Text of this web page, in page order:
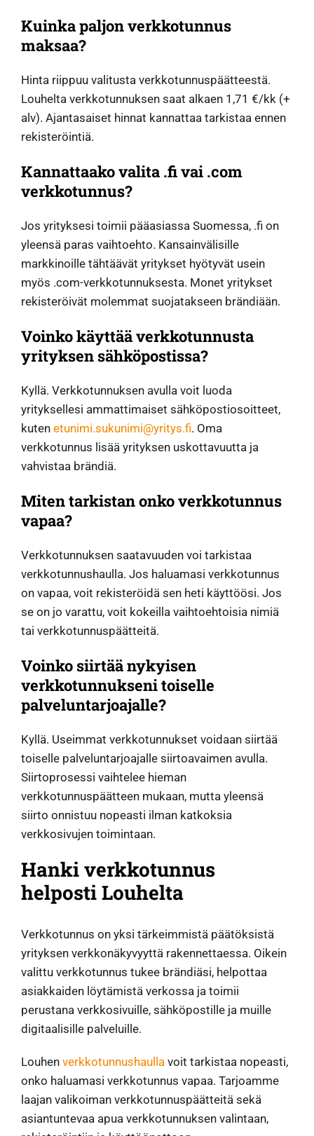
Kuinka paljon verkkotunnus
maksaa?
Hinta riippuu valitusta verkkotunnuspäätteestä.
Louhelta verkkotunnuksen saat alkaen 1,71 €/kk (+
alv). Ajantasaiset hinnat kannattaa tarkistaa ennen
rekisteröintiä.
Kannattaako valita .fi vai .com
verkkotunnus?
Jos yrityksesi toimii pääasiassa Suomessa, .fi on
yleensä paras vaihtoehto. Kansainvälisille
markkinoille tähtäävät yritykset hyötyvät usein
myös .com-verkkotunnuksesta. Monet yritykset
rekisteröivät molemmat suojatakseen brändiään.
Voinko käyttää verkkotunnusta
yrityksen sähköpostissa?
Kyllä. Verkkotunnuksen avulla voit luoda
yrityksellesi ammattimaiset sähköpostiosoitteet,
kuten etunimi.sukunimi@yritys.fi. Oma
verkkotunnus lisää yrityksen uskottavuutta ja
vahvistaa brändiä.
Miten tarkistan onko verkkotunnus
vapaa?
Verkkotunnuksen saatavuuden voi tarkistaa
verkkotunnushaulla. Jos haluamasi verkkotunnus
on vapaa, voit rekisteröidä sen heti käyttöösi. Jos
se on jo varattu, voit kokeilla vaihtoehtoisia nimiä
tai verkkotunnuspäätteitä.
Voinko siirtää nykyisen
verkkotunnukseni toiselle
palveluntarjoajalle?
Kyllä. Useimmat verkkotunnukset voidaan siirtää
toiselle palveluntarjoajalle siirtoavaimen avulla.
Siirtoprosessi vaihtelee hieman
verkkotunnuspäätteen mukaan, mutta yleensä
siirto onnistuu nopeasti ilman katkoksia
verkkosivujen toimintaan.
Hanki verkkotunnus
helposti Louhelta
Verkkotunnus on yksi tärkeimmistä päätöksistä
yrityksen verkkonäkyvyyttä rakennettaessa. Oikein
valittu verkkotunnus tukee brändiäsi, helpottaa
asiakkaiden löytämistä verkossa ja toimii
perustana verkkosivuille, sähköpostille ja muille
digitaalisille palveluille.
Louhen verkkotunnushaullavoit tarkistaa nopeasti,
onko haluamasi verkkotunnus vapaa. Tarjoamme
laajan valikoiman verkkotunnuspäätteitä sekä
asiantuntevaa apua verkkotunnuksen valintaan,